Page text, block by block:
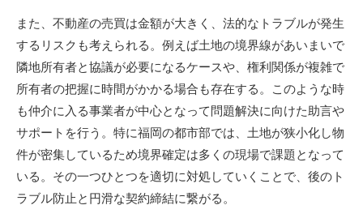
また、不動産の売買は金額が大きく、法的なトラブルが発生
するリスクも考えられる。例えば土地の境界線があいまいで
隣地所有者と協議が必要になるケースや、権利関係が複雑で
所有者の把握に時間がかかる場合も存在する。このような時
も仲介に入る事業者が中心となって問題解決に向けた助言や
サポートを行う。特に福岡の都市部では、土地が狭小化し物
件が密集しているため境界確定は多くの現場で課題となって
いる。その一つひとつを適切に対処していくことで、後のト
ラブル防止と円滑な契約締結に繋がる。